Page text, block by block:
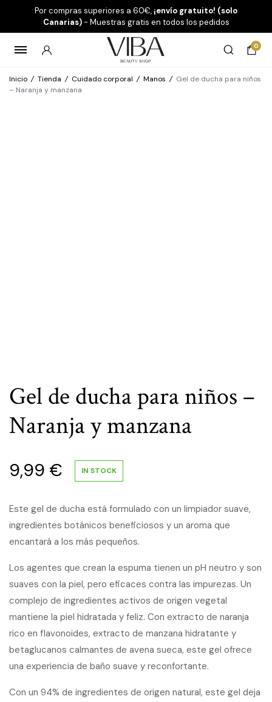
Por compras superiores a 60€, ¡envío gratuito! (solo
Canarias)- Muestras gratis en todos los pedidos
0
Inicio / Tienda / Cuidado corporal / Manos / Gel de ducha para niños
– Naranja y manzana
Gel de ducha para niños –
Naranja y manzana
9,99 € IN STOCK
Este gel de ducha está formulado con un limpiador suave,
ingredientes botánicos beneficiosos y un aroma que
encantará a los más pequeños.
Los agentes que crean la espuma tienen un pH neutro y son
suaves con la piel, pero eficaces contra las impurezas. Un
complejo de ingredientes activos de origen vegetal
mantiene la piel hidratada y feliz. Con extracto de naranja
rico en flavonoides, extracto de manzana hidratante y
betaglucanos calmantes de avena sueca, este gel ofrece
una experiencia de baño suave y reconfortante.
Con un 94% de ingredientes de origen natural, este gel deja